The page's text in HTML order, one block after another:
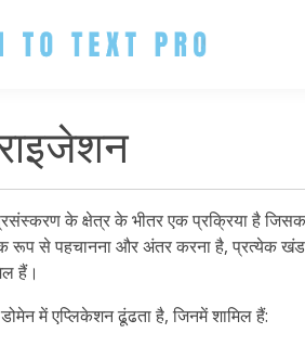
के क्षेत्र के भीतर एक प्रक्रिया है
रूप से पहचानना और अंतर करना है, प्रत्येक
हैं।
में एप्लिकेशन ढूंढता है, जिनमें शामिल हैं: